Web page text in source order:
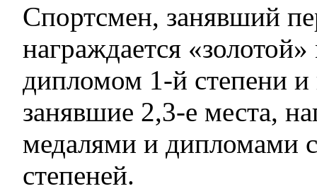
Спортсмен, занявший
награждается
дипломом 1-й степени
занявшие 2,3-е места,
медалями и дипломами
степеней.